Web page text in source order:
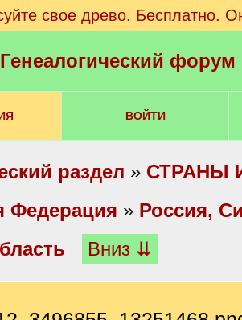
свое древо. Бесплатно.
Генеалогический
ВОЙТИ
раздел » СТРАНЫ
Федерация » Россия,
Вниз ⇊